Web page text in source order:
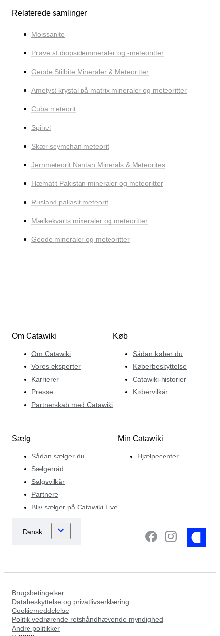
Relaterede samlinger
Moissanite
Prøve af diopsidemineraler og -meteoritter
Geode Stilbite Mineraler & Meteoritter
Ametyst krystal på matrix mineraler og meteoritter
Cuba meteorit
Spinel
Skær seymchan meteorit
Jernmeteorit Nantan Minerals & Meteorites
Hæmatit Pakistan mineraler og meteoritter
Rusland pallasit meteorit
Mælkekvarts mineraler og meteoritter
Geode mineraler og meteoritter
Om Catawiki
Om Catawiki
Vores eksperter
Karrierer
Presse
Partnerskab med Catawiki
Køb
Sådan køber du
Køberbeskyttelse
Catawiki-historier
Købervilkår
Sælg
Sådan sælger du
Sælgerråd
Salgsvilkår
Partnere
Bliv sælger på Catawiki Live
Min Catawiki
Hjælpecenter
Brugsbetingelser
Databeskyttelse og privatlivserklæring
Cookiemeddelelse
Politik vedrørende retshåndhævende myndighed
Andre politikker